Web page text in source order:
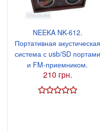
NEEKA NK-612.
Портативная акустическая
система с usb/SD портами
и FM-приемником.
210 грн.